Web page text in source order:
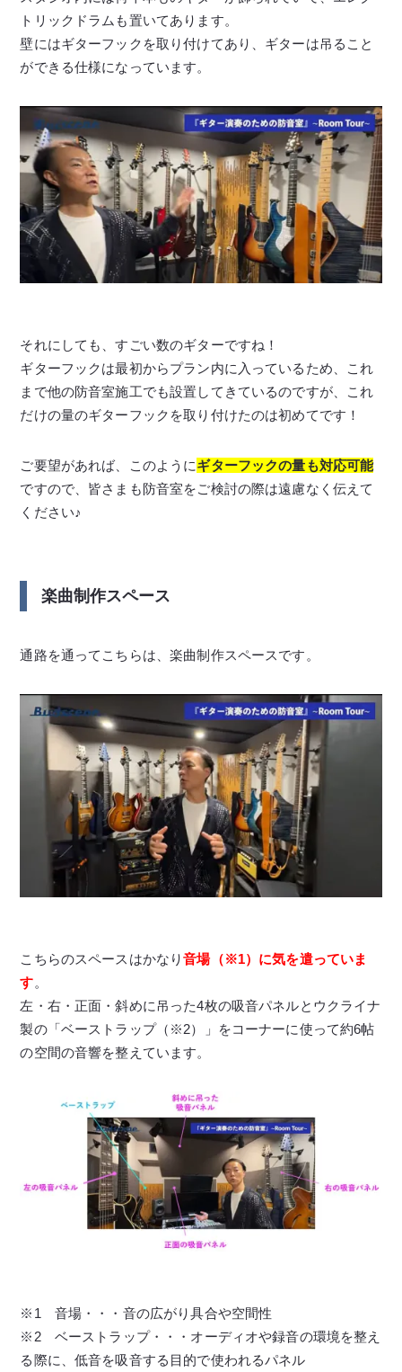
トリックドラムも置いてあります。
壁にはギターフックを取り付けてあり、ギターは吊ること
ができる仕様になっています。
それにしても、すごい数のギターですね！
ギターフックは最初からプラン内に入っているため、これ
まで他の防音室施工でも設置してきているのですが、これ
だけの量のギターフックを取り付けたのは初めてです！
ご要望があれば、このようにギターフックの量も対応可能
ですので、皆さまも防音室をご検討の際は遠慮なく伝えて
ください♪
楽曲制作スペース
通路を通ってこちらは、楽曲制作スペースです。
こちらのスペースはかなり音場（※1）に気を遣っていま
す。
左・右・正面・斜めに吊った4枚の吸音パネルとウクライナ
製の「ベーストラップ（※2）」をコーナーに使って約6帖
の空間の音響を整えています。
※1 音場・・・音の広がり具合や空間性
※2 ベーストラップ・・・オーディオや録音の環境を整え
る際に、低音を吸音する目的で使われるパネル